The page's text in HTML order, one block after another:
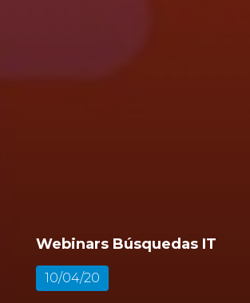
Webinars Búsquedas IT
10/04/20